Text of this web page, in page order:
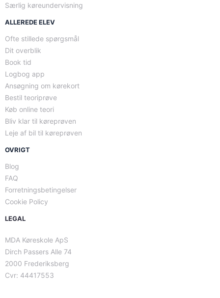
Særlig køreundervisning
ALLEREDE ELEV
Ofte stillede spørgsmål
Dit overblik
Book tid
Logbog app
Ansøgning om kørekort
Bestil teoriprøve
Køb online teori
Bliv klar til køreprøven
Leje af bil til køreprøven
OVRIGT
Blog
FAQ
Forretningsbetingelser
Cookie Policy
LEGAL
MDA Køreskole ApS
Dirch Passers Alle 74
2000 Frederiksberg
Cvr: 44417553